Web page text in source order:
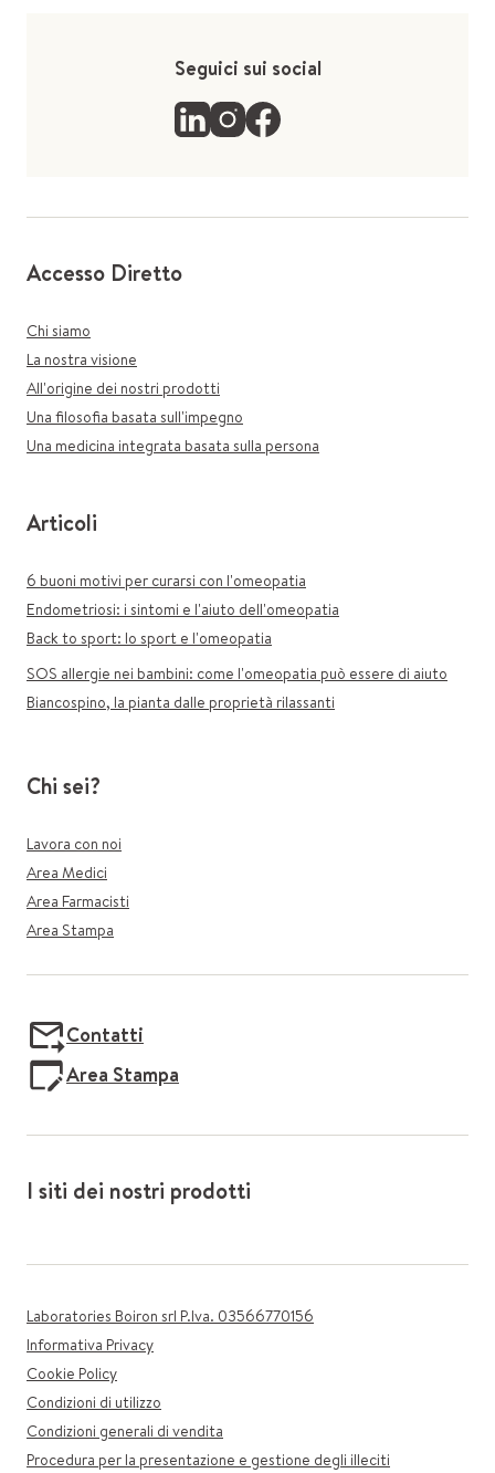
Seguici sui social
Accesso Diretto
Chi siamo
La nostra visione
All'origine dei nostri prodotti
Una filosofia basata sull'impegno
Una medicina integrata basata sulla persona
Articoli
6 buoni motivi per curarsi con l'omeopatia
Endometriosi: i sintomi e l'aiuto dell'omeopatia
Back to sport: lo sport e l'omeopatia
SOS allergie nei bambini: come l'omeopatia può essere di aiuto
Biancospino, la pianta dalle proprietà rilassanti
Chi sei?
Lavora con noi
Area Medici
Area Farmacisti
Area Stampa
Contatti
Area Stampa
I siti dei nostri prodotti
Laboratories Boiron srl P.Iva. 03566770156
Informativa Privacy
Cookie Policy
Condizioni di utilizzo
Condizioni generali di vendita
Procedura per la presentazione e gestione degli illeciti